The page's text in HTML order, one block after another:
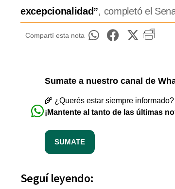
excepcionalidad”, completó el
Compartí esta nota
Sumate a nuestro canal de
🌾 ¿Querés estar siempre
¡Mantente al tanto de las últimas
SUMATE
Seguí leyendo: